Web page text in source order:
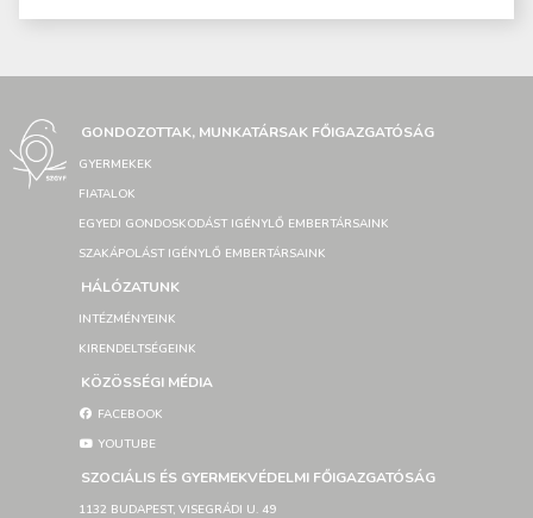
GONDOZOTTAK, MUNKATÁRSAK FŐIGAZGATÓSÁG
GYERMEKEK
FIATALOK
EGYEDI GONDOSKODÁST IGÉNYLŐ EMBERTÁRSAINK
SZAKÁPOLÁST IGÉNYLŐ EMBERTÁRSAINK
HÁLÓZATUNK
INTÉZMÉNYEINK
KIRENDELTSÉGEINK
KÖZÖSSÉGI MÉDIA
FACEBOOK
YOUTUBE
SZOCIÁLIS ÉS GYERMEKVÉDELMI FŐIGAZGATÓSÁG
1132 BUDAPEST, VISEGRÁDI U. 49